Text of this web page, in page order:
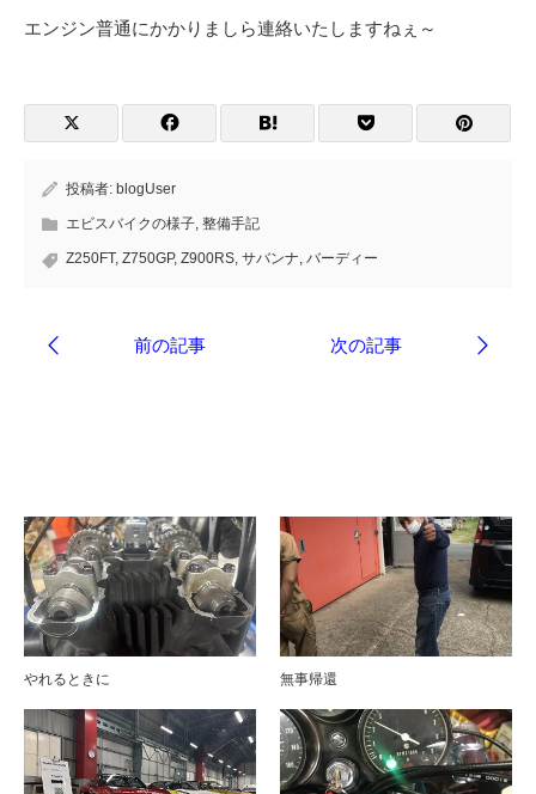
エンジン普通にかかりましら連絡いたしますねぇ～
投稿者: blogUser
エビスバイクの様子, 整備手記
Z250FT, Z750GP, Z900RS, サバンナ, バーディー
やれるときに 無事帰還